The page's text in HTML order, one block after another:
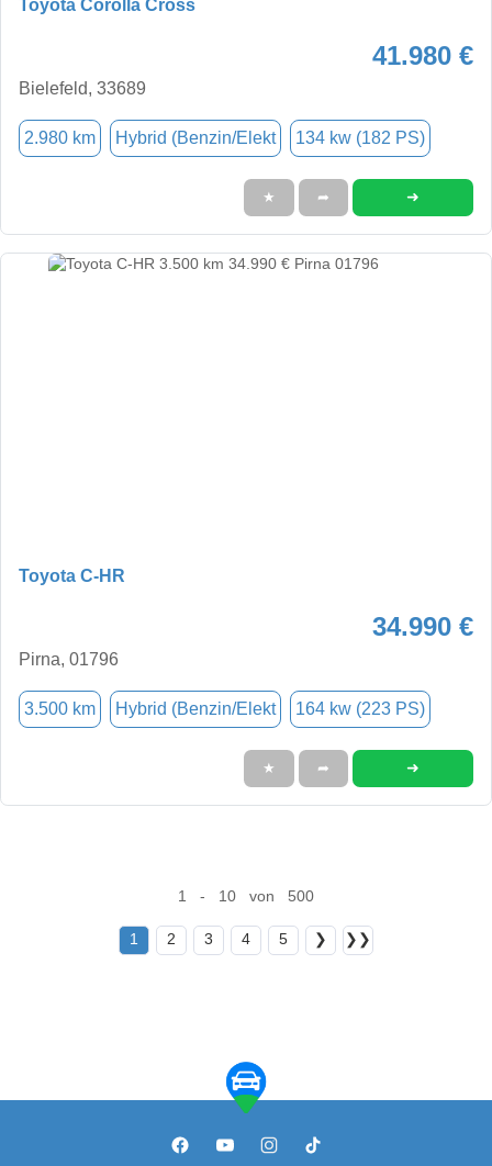
Toyota Corolla Cross
41.980 €
Bielefeld, 33689
2.980 km Hybrid (Benzin/Elekt 134 kw (182 PS)
★ ➦ ➜
Toyota C-HR
34.990 €
Pirna, 01796
3.500 km Hybrid (Benzin/Elekt 164 kw (223 PS)
★ ➦ ➜
1 - 10 von 500
1 2 3 4 5 ❯ ❯❯